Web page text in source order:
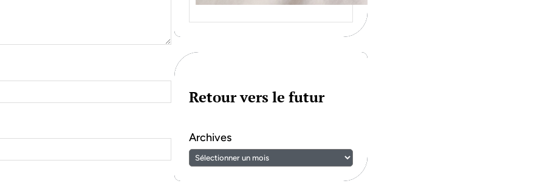
Retour vers le futur
Archives